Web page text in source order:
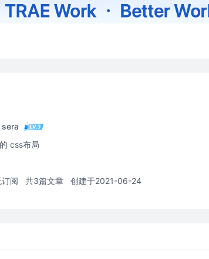
sera
css布局
阅 共3篇文章 创建于2021-06-24